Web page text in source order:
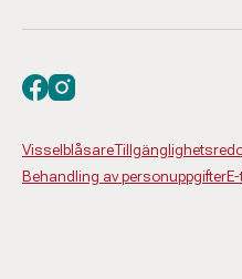
Visselblåsare
Behandling av personuppgifter
Besök oss på facebook
Besök oss på instagram